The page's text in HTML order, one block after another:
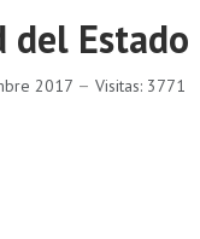
del
2017 Visitas: 3771